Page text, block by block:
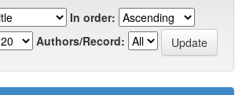
In order:
Authors/Record: